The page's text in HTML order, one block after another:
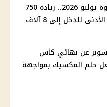
موافقة على علاوة يوليو 2026.. زيادة 750
للدخل إلى 8 آلاف
عن نهائي كأس
2026 تشعل حلم المكسيك بمواجهة